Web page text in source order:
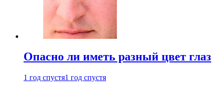
Опасно ли иметь разный цвет глаз
1 год спустя1 год спустя